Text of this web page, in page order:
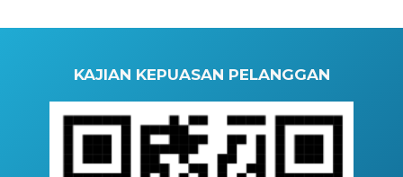
KAJIAN KEPUASAN PELANGGAN